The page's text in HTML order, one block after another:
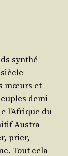
syn­thé­
siècle
mœurs et
demi-
l’Afrique du
Aus­tra­
prier,
Tout cela